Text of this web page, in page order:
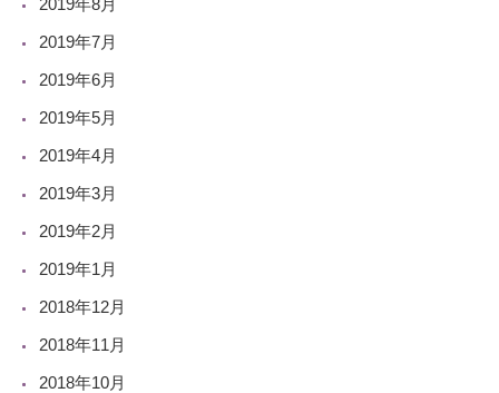
2019年8月
2019年7月
2019年6月
2019年5月
2019年4月
2019年3月
2019年2月
2019年1月
2018年12月
2018年11月
2018年10月